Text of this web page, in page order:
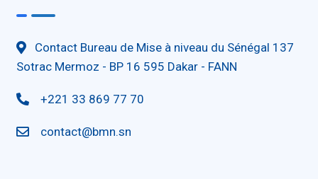
Contact Bureau de Mise à niveau du Sénégal 137
Sotrac Mermoz - BP 16 595 Dakar - FANN
+221 33 869 77 70
contact@bmn.sn